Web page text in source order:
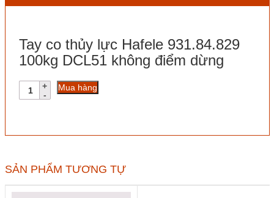
Tay co thủy lực Hafele 931.84.829
100kg DCL51 không điểm dừng
Tay
co
không
điểm
Mua hàng
SẢN PHẨM TƯƠNG TỰ